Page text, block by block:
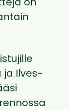
on
ja Ilves-